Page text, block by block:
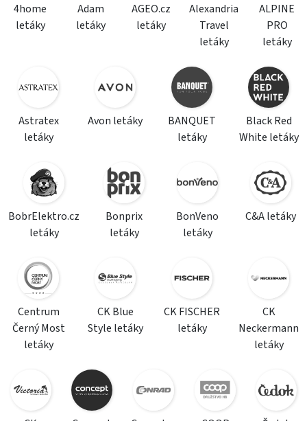
4home
letáky
Adam
letáky
AGEO.cz
letáky
Alexandria
Travel
letáky
ALPINE
PRO
letáky
Astratex
letáky
Avon letáky
BANQUET
letáky
Black Red
White letáky
BobrElektro.cz
letáky
Bonprix
letáky
BonVeno
letáky
C&A letáky
Centrum
Černý Most
letáky
CK Blue
Style letáky
CK FISCHER
letáky
CK
Neckermann
letáky